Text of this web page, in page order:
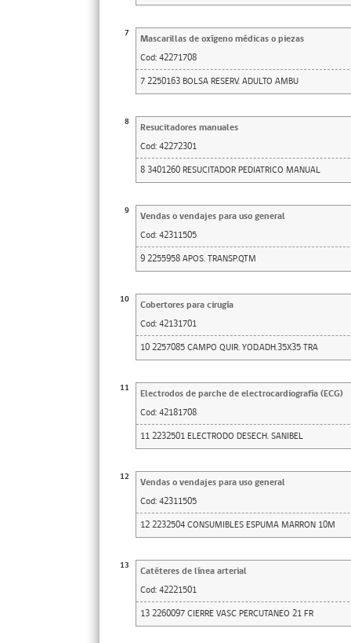
7
Mascarillas de oxígeno médicas o piezas
Cod: 42271708
7 2250163 BOLSA RESERV. ADULTO AMBU
8
Resucitadores manuales
Cod: 42272301
8 3401260 RESUCITADOR PEDIATRICO MANUAL
9
Vendas o vendajes para uso general
Cod: 42311505
9 2255958 APOS. TRANSP.QTM
10
Cobertores para cirugía
Cod: 42131701
10 2257085 CAMPO QUIR. YOD.ADH.35X35 TRA
11
Electrodos de parche de electrocardiografía (ECG)
Cod: 42181708
11 2232501 ELECTRODO DESECH. SANIBEL
12
Vendas o vendajes para uso general
Cod: 42311505
12 2232504 CONSUMIBLES ESPUMA MARRON 10M
13
Catéteres de línea arterial
Cod: 42221501
13 2260097 CIERRE VASC PERCUTANEO 21 FR